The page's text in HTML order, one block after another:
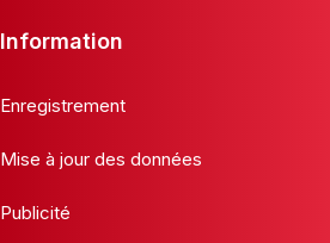
Information
Enregistrement
Mise à jour des données
Publicité